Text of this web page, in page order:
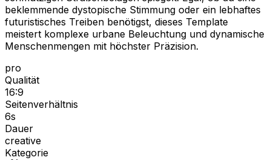
beklemmende dystopische Stimmung oder ein lebhaftes
futuristisches Treiben benötigst, dieses Template
meistert komplexe urbane Beleuchtung und dynamische
Menschenmengen mit höchster Präzision.
pro
Qualität
16:9
Seitenverhältnis
6s
Dauer
creative
Kategorie